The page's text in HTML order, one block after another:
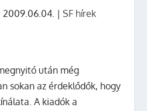
2009.06.04. | SF hírek
után még
sokan az érdeklődők, hogy
A kiadók a